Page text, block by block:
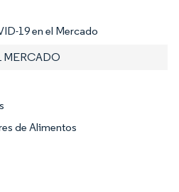
19 en el Mercado
MERCADO
de Alimentos